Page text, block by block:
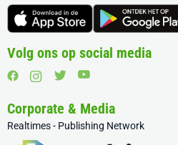
Volg ons op social media
Corporate & Media
Realtimes - Publishing Network